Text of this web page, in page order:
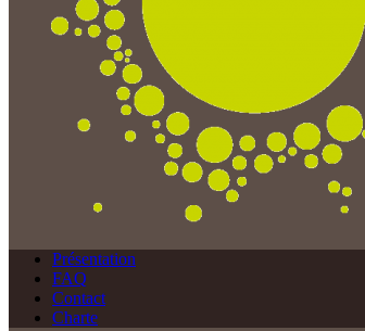
Présentation
FAQ
Contact
Charte